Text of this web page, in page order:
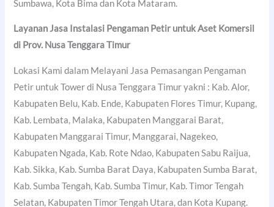
Sumbawa, Kota Bima dan Kota Mataram.
Layanan Jasa Instalasi Pengaman Petir untuk Aset Komersil
di Prov. Nusa Tenggara Timur
Lokasi Kami dalam Melayani Jasa Pemasangan Pengaman
Petir untuk Tower di Nusa Tenggara Timur yakni : Kab. Alor,
Kabupaten Belu, Kab. Ende, Kabupaten Flores Timur, Kupang,
Kab. Lembata, Malaka, Kabupaten Manggarai Barat,
Kabupaten Manggarai Timur, Manggarai, Nagekeo,
Kabupaten Ngada, Kab. Rote Ndao, Kabupaten Sabu Raijua,
Kab. Sikka, Kab. Sumba Barat Daya, Kabupaten Sumba Barat,
Kab. Sumba Tengah, Kab. Sumba Timur, Kab. Timor Tengah
Selatan, Kabupaten Timor Tengah Utara, dan Kota Kupang.